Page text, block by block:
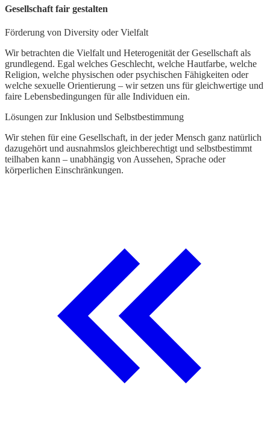
Gesellschaft fair gestalten
Förderung von Diversity oder Vielfalt
Wir betrachten die Vielfalt und Heterogenität der Gesellschaft als
grundlegend. Egal welches Geschlecht, welche Hautfarbe, welche
Religion, welche physischen oder psychischen Fähigkeiten oder
welche sexuelle Orientierung – wir setzen uns für gleichwertige und
faire Lebensbedingungen für alle Individuen ein.
Lösungen zur Inklusion und Selbstbestimmung
Wir stehen für eine Gesellschaft, in der jeder Mensch ganz natürlich
dazugehört und ausnahmslos gleichberechtigt und selbstbestimmt
teilhaben kann – unabhängig von Aussehen, Sprache oder
körperlichen Einschränkungen.